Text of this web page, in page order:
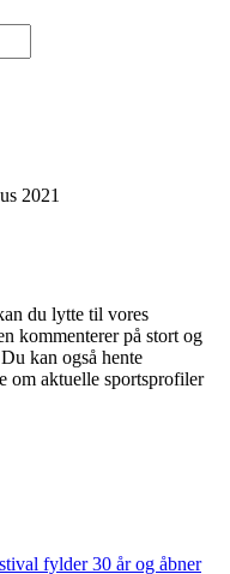
2021
du lytte til vores
kommenterer på stort og
kan også hente
om aktuelle sportsprofiler
fylder 30 år og åbner